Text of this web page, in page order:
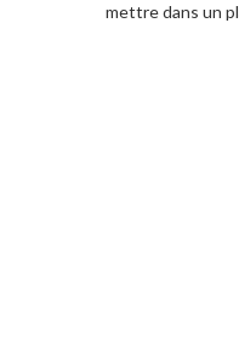
mettre dans un